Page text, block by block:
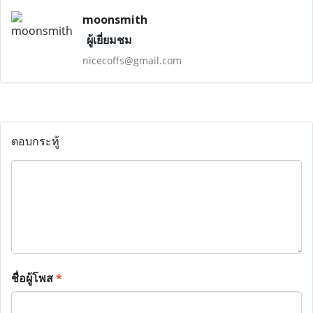
moonsmith
ผู้เยี่ยมชม
nicecoffs@gmail.com
ตอบกระทู้
ชื่อผู้โพส*